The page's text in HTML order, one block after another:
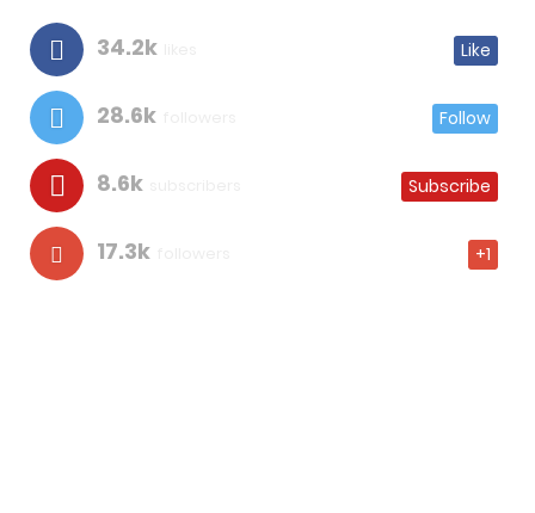
34.2k Like
28.6k Follow
8.6k Subscribe
17.3k +1